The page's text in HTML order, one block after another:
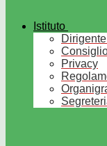
Istituto
Privacy